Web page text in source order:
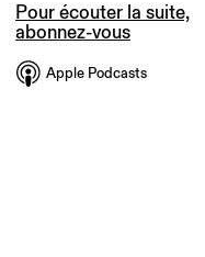
Pour écouter la suite,
abonnez-vous
Apple Podcasts